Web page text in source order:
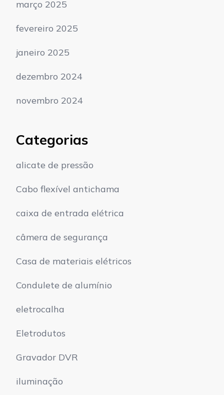
março 2025
fevereiro 2025
janeiro 2025
dezembro 2024
novembro 2024
Categorias
alicate de pressão
Cabo flexível antichama
caixa de entrada elétrica
câmera de segurança
Casa de materiais elétricos
Condulete de alumínio
eletrocalha
Eletrodutos
Gravador DVR
iluminação